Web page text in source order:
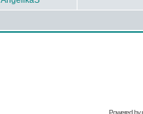
Powered by